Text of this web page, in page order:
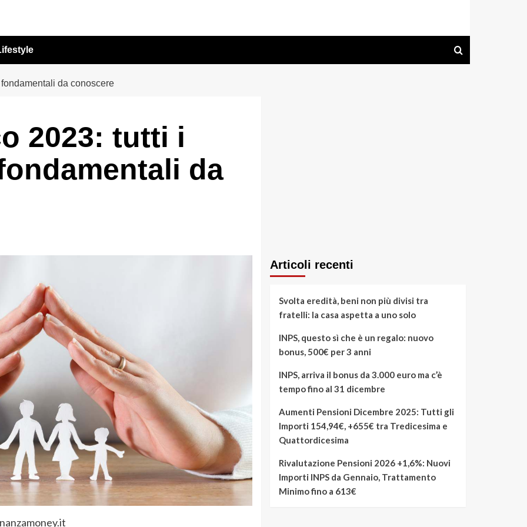
da conoscere
2023: tutti i
da
Articoli recenti
Svolta eredità, beni non più divisi tra
fratelli: la casa aspetta a uno solo
INPS, questo sì che è un regalo: nuovo
bonus, 500€ per 3 anni
INPS, arriva il bonus da 3.000 euro ma c’è
tempo fino al 31 dicembre
Aumenti Pensioni Dicembre 2025: Tutti gli
Importi 154,94€, +655€ tra Tredicesima e
Quattordicesima
Rivalutazione Pensioni 2026 +1,6%: Nuovi
Importi INPS da Gennaio, Trattamento
Minimo fino a 613€